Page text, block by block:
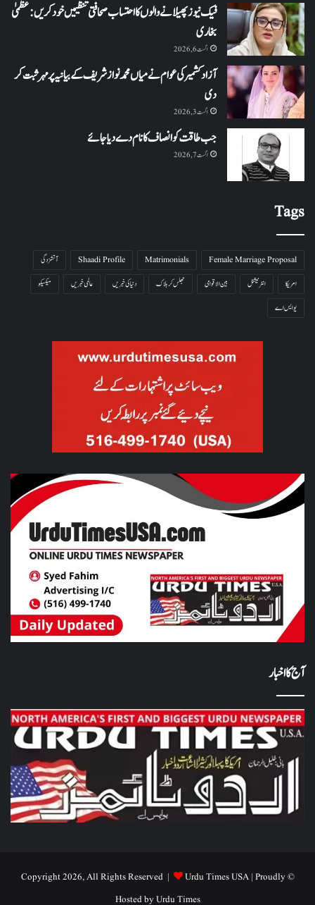
فیک نیوز پھیلانے والوں کا احتساب صحافتی تنظیمیں خود کریں: عظمیٰ
بخاری
اگست 6, 2026
آزاد کشمیر کی عوام نے میاں محمد نواز شریف کے بیانیہ پر مہر ثبت کر
دی
اگست 3, 2026
جب طاقت کو انصاف کا نام دے دیا جائے
اگست 7, 2026
Tags
Female Marriage Proposal
Matrimonials
Shaadi Profile
آتشزدگی
امریکا
انٹرنیشنل بین الاقوامی جھلس کر ہلاک دنیا کی خبریں عالمی خبریں
میکسیکو
یو ایس اے
آج کا اخبار
© Copyright 2026, All Rights Reserved |
Urdu Times USA| Proudly
Hosted byUrdu Times